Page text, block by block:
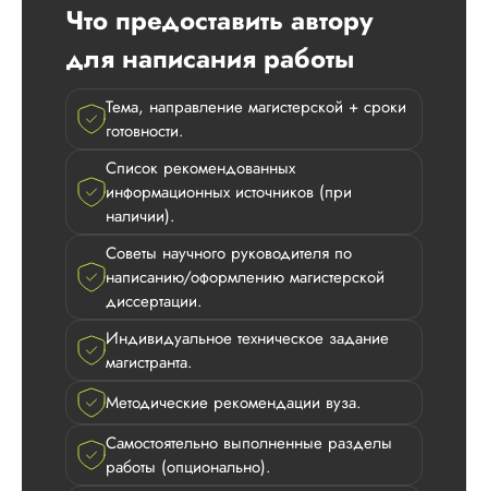
Что предоставить автору
для написания работы
Тема, направление магистерской + сроки
готовности.
Список рекомендованных
информационных источников (при
наличии).
Советы научного руководителя по
написанию/оформлению магистерской
диссертации.
Индивидуальное техническое задание
магистранта.
Методические рекомендации вуза.
Самостоятельно выполненные разделы
работы (опционально).